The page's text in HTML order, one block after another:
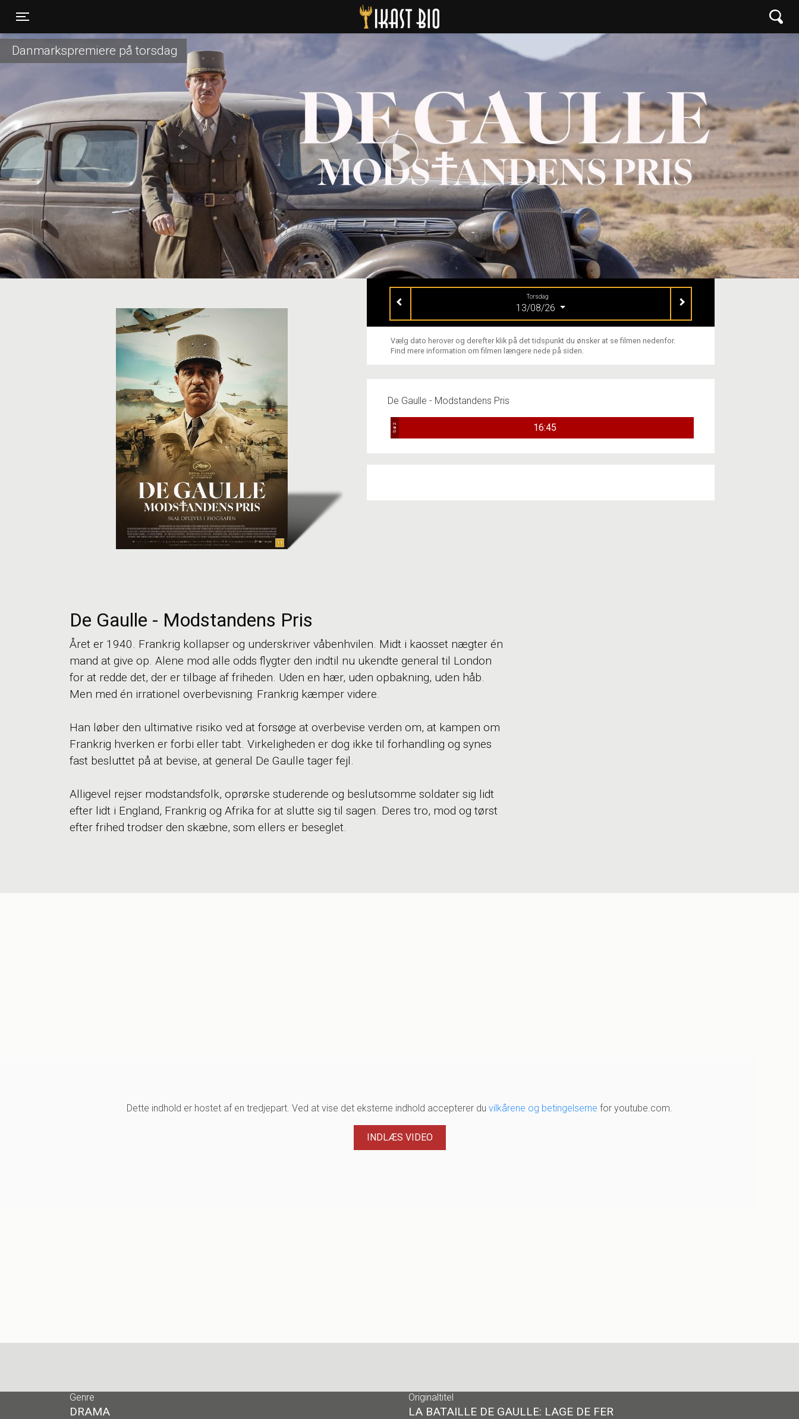
Ikast Bio
Danmarkspremiere på torsdag
Torsdag
13/08/26
Vælg dato herover og derefter klik på det tidspunkt du ønsker at se filmen nedenfor.
Find mere information om filmen længere nede på siden.
De Gaulle - Modstandens Pris
Sal 2 16:45
De Gaulle - Modstandens Pris
Året er 1940. Frankrig kollapser og underskriver våbenhvilen. Midt i kaosset nægter én
mand at give op. Alene mod alle odds flygter den indtil nu ukendte general til London
for at redde det, der er tilbage af friheden. Uden en hær, uden opbakning, uden håb.
Men med én irrationel overbevisning: Frankrig kæmper videre.
Han løber den ultimative risiko ved at forsøge at overbevise verden om, at kampen om
Frankrig hverken er forbi eller tabt. Virkeligheden er dog ikke til forhandling og synes
fast besluttet på at bevise, at general De Gaulle tager fejl.
Alligevel rejser modstandsfolk, oprørske studerende og beslutsomme soldater sig lidt
efter lidt i England, Frankrig og Afrika for at slutte sig til sagen. Deres tro, mod og tørst
efter frihed trodser den skæbne, som ellers er beseglet.
Dette indhold er hostet af en tredjepart. Ved at vise det eksterne indhold accepterer du vilkårene og betingelserne for youtube.com.
INDLÆS VIDEO
Genre
DRAMA
Originaltitel
LA BATAILLE DE GAULLE: LAGE DE FER